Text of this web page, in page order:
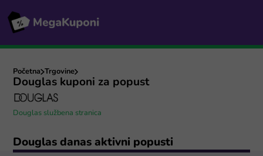
Početna Trgovine
Douglas kuponi za popust
Douglas službena stranica
Douglas danas aktivni popusti